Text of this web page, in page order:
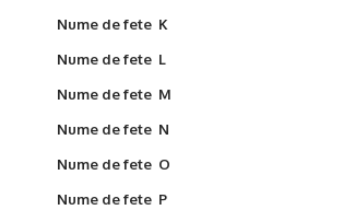
Nume de fete K
Nume de fete L
Nume de fete M
Nume de fete N
Nume de fete O
Nume de fete P